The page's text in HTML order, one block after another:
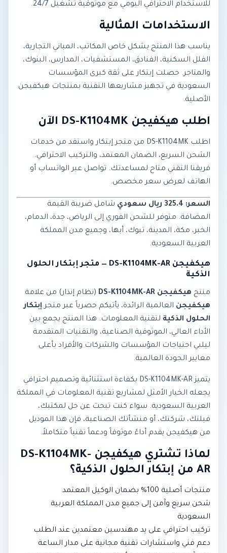
للاستخدام الاحترافي اليومي مع موثوقية تشغيل 24/7.
الاستخدامات المثالية
يناسب هذا المنتج بشكل خاص المكاتب، المباني التجارية،
الفلل السكنية، الفنادق، المستشفيات، المدارس، البنوك،
والمتاجر. حصلت إبتكار على ثقة كبرى المؤسسات
السعودية في تجهيز مشاريعها التقنية بمنتجات هيكفيجن
الأصلية.
اطلب هيكفيجن DS-K1104MK الآن
اطلب DS-K1104MK من متجر إبتكار واستفد من خدمات
الشحن السريع، الضمان المعتمد، والتركيب الاحترافي.
فريقنا التقني متاح لمساعدتك. تواصل عبر الواتساب أو
الهاتف لعرض سعر مخصص.
السعر: 325.4 ريال سعودي
شامل ضريبة القيمة
المضافة. متوفر للشحن الفوري إلى الرياض، جدة، الدمام،
الخبر، مكة، المدينة، تبوك، أبها، وجميع مدن المملكة
العربية السعودية.
هيكفيجن DS-K1104MK-AR — متجر إبتكار الحلول
الذكية
منتج هيكفيجن DS-K1104MK-AR
(نظام إنذار) من علامة
هيكفيجن العالمية الرائدة، يأتيكم حصرياً عبر متجرإبتكار
الحلول الذكية لتقنية المعلومات. هذا المنتج يجمع بين
الأداء العالي، الموثوقية الصناعية، والتقنيات المتقدمة
ليلبي احتياجات المؤسسات والشركات والأفراد بأعلى
معايير الجودة العالمية.
يتميز DS-K1104MK-AR بكفاءة استثنائية وتصميم احترافي
يجعله الخيار الأمثل لمشاريع تقنية المعلومات في المملكة
العربية السعودية. سواء كنت تبحث عن حل لمكتبك،
فيلتك، شركتك، أو منشأتك الصناعية، فإن هذا الموديل
من هيكفيجن يقدم أداءً موثوقاً ودعماً تقنياً متكاملاً.
لماذا تشتري هيكفيجن DS-K1104MK-
AR من إبتكار الحلول الذكية؟
منتجات أصلية 100% بضمان الوكيل المعتمد
شحن سريع وآمن إلى جميع مدن المملكة العربية
السعودية
تركيب احترافي على يد مهندسين معتمدين عند الطلب
دعم فني واستشارات تقنية مجانية على مدار الساعة